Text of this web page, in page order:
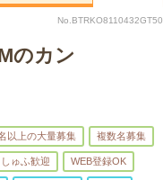
No.BTRKO8110432GT50
のカン
以上の大量募集 複数名募集
しゅふ歓迎 WEB登録OK